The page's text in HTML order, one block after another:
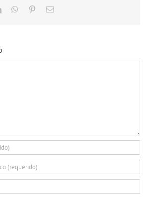
LinkedInWhatsApp
PinterestCorreo